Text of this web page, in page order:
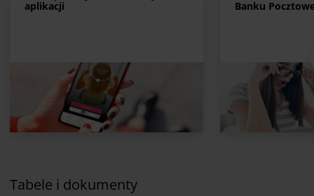
aplikacji
Banku
Tabele i dokumenty